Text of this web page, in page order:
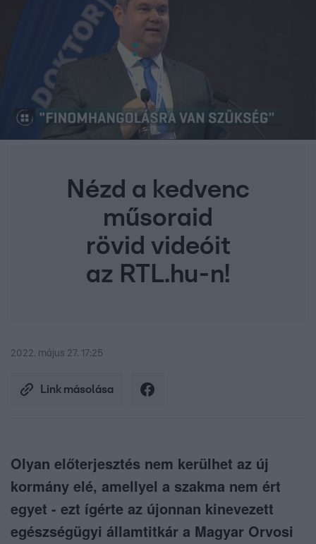
Nézd a kedvenc
műsoraid
rövid videóit
az RTL.hu-n!
2022. május 27. 17:25
Link másolása
Olyan előterjesztés nem kerülhet az új
kormány elé, amellyel a szakma nem ért
egyet - ezt ígérte az újonnan kinevezett
egészségügyi államtitkár a Magyar Orvosi